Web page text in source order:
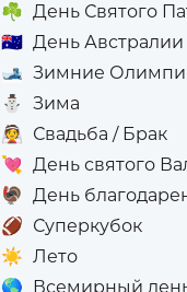
☘️ День Святого
🇦🇺 День Австралии
🎿 Зимние
⛄
Зима
👰 Свадьба / Брак
💘 День святого
🦃 День
🏈 Суперкубок
☀️ Лето
🌎 Всемирный день